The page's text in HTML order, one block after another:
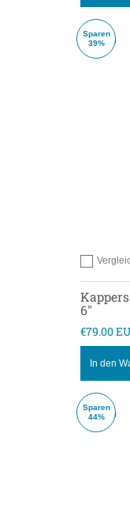
Sparen
39%
Hinzufügen
6"
€79.00
In den
Sparen
44%